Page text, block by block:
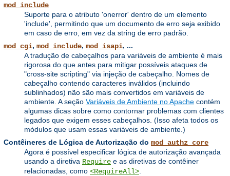
mod_include
Suporte para o atributo 'onerror' dentro de um elemento
'include', permitindo que um documento de erro seja exibido
em caso de erro, em vez da string de erro padrão.
mod_cgi, mod_include, mod_isapi, ...
A tradução de cabeçalhos para variáveis ​​de ambiente é mais
rigorosa do que antes para mitigar possíveis ataques de
"cross-site scripting" via injeção de cabeçalho. Nomes de
cabeçalho contendo caracteres inválidos (incluindo
sublinhados) não são mais convertidos em variáveis ​​de
ambiente. A seção Variáveis ​​de Ambiente no Apache contém
algumas dicas sobre como contornar problemas com clientes
legados que exigem esses cabeçalhos. (Isso afeta todos os
módulos que usam essas variáveis ​​de ambiente.)
Contêineres de Lógica de Autorização do mod_authz_core
Agora é possível especificar lógica de autorização avançada
usando a diretiva Require e as diretivas de contêiner
relacionadas, como <RequireAll>